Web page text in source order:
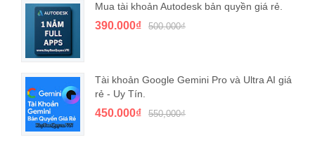
Mua tài khoản Autodesk bản quyền giá rẻ.
390.000₫ 500.000₫
Tài khoản Google Gemini Pro và Ultra AI giá
rẻ - Uy Tín.
450.000₫ 550,000₫